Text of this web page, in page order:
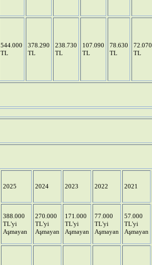
544.000
TL
378.290
TL
238.730
TL
107.090
TL
78.630
TL
72.070
TL
2025 2024 2023 2022 2021
388.000
TL'yi
Aşmayan
270.000
TL'yi
Aşmayan
171.000
TL'yi
Aşmayan
77.000
TL'yi
Aşmayan
57.000
TL'yi
Aşmayan